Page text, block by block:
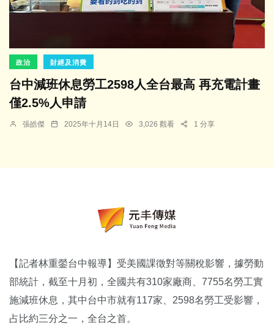
政治 財經及消費
台中減班休息勞工2598人全台最高 再充電計畫
僅2.5%人申請
張皓傑 2025年十月14日 3,026 觀看 1 分享
【記者林重鎣台中報導】受美國課徵對等關稅影響，據勞動
部統計，截至十月初，全國共有310家廠商、7755名勞工實
施減班休息，其中台中市就有117家、2598名勞工受影響，
占比約三分之一，全台之首。